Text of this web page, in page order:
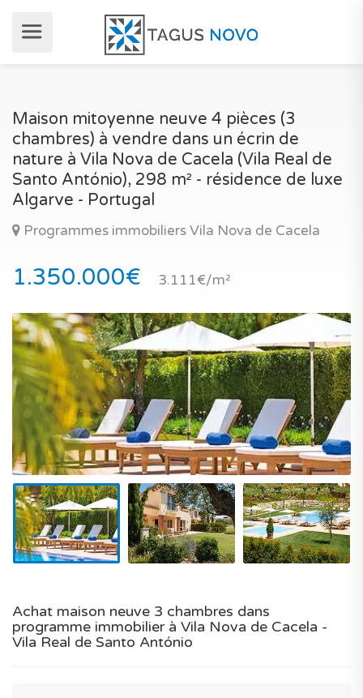
Maison mitoyenne neuve 4 pièces (3
chambres) à vendre dans un écrin de
nature à Vila Nova de Cacela (Vila Real de
Santo António), 298 m² - résidence de luxe
Algarve - Portugal
Programmes immobiliers Vila Nova de Cacela
1.350.000€ 3.111€/m²
Achat maison neuve 3 chambres dans
programme immobilier à Vila Nova de Cacela -
Vila Real de Santo António